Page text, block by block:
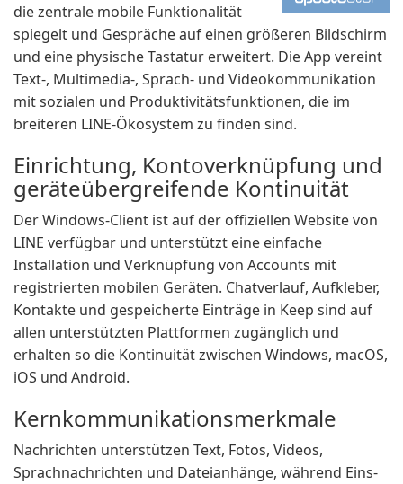
die zentrale mobile Funktionalität
spiegelt und Gespräche auf einen größeren Bildschirm
und eine physische Tastatur erweitert. Die App vereint
Text-, Multimedia-, Sprach- und Videokommunikation
mit sozialen und Produktivitätsfunktionen, die im
breiteren LINE-Ökosystem zu finden sind.
Einrichtung, Kontoverknüpfung und
geräteübergreifende Kontinuität
Der Windows-Client ist auf der offiziellen Website von
LINE verfügbar und unterstützt eine einfache
Installation und Verknüpfung von Accounts mit
registrierten mobilen Geräten. Chatverlauf, Aufkleber,
Kontakte und gespeicherte Einträge in Keep sind auf
allen unterstützten Plattformen zugänglich und
erhalten so die Kontinuität zwischen Windows, macOS,
iOS und Android.
Kernkommunikationsmerkmale
Nachrichten unterstützen Text, Fotos, Videos,
Sprachnachrichten und Dateianhänge, während Eins-